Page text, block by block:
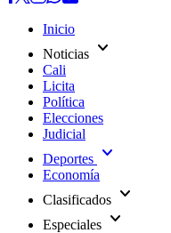
Inicio
Noticias expand_more
Cali
Licita
Política
Elecciones
Judicial
Deportes expand_more
Economía
Clasificados expand_more
Especiales expand_more